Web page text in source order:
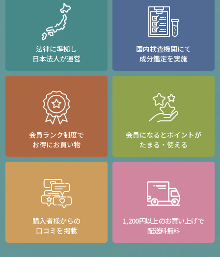
法律に準拠し
日本法人が運営
国内検査機関にて
成分鑑定を実施
会員ランク制度で
お得にお買い物
会員になるとポイントが
たまる・使える
購入者様からの
口コミを掲載
1,200円以上のお買い上げで
配送料無料